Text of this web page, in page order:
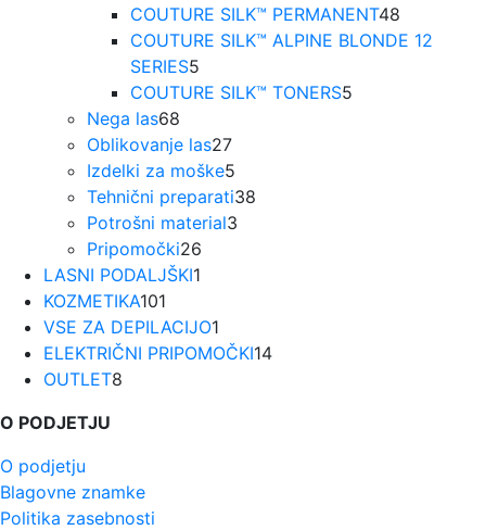
izdelkov
COUTURE SILK™ PERMANENT48
izdelkov
COUTURE SILK™ ALPINE BLONDE 12
SERIES5
izdelkov
COUTURE SILK™ TONERS5
Nega las68
izdelkov
Oblikovanje las2727
izdelkov
Izdelki za moške5
izdelkov
Tehnični preparati38
Potrošni material3
Pripomočki26
LASNI PODALJŠKI1
KOZMETIKA101
izdelek
VSE ZA DEPILACIJO1
izdelek
ELEKTRIČNI PRIPOMOČKI1414
OUTLET8
O PODJETJU
O podjetju
Blagovne znamke
Politika zasebnosti